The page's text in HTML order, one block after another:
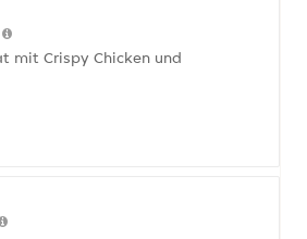
mit Crispy Chicken und